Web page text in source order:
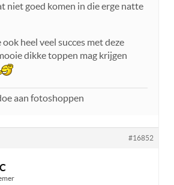
niet goed komen in die erge natte
heel veel succes met deze
dikke toppen mag krijgen
aan fotoshoppen
#16852